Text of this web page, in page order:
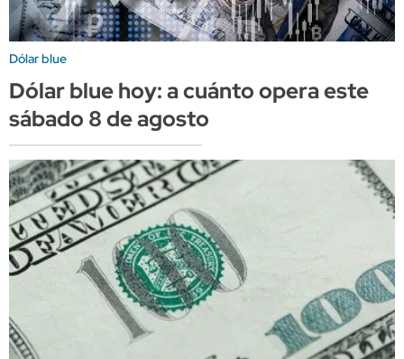
Dólar blue
Dólar blue hoy: a cuánto opera este
sábado 8 de agosto